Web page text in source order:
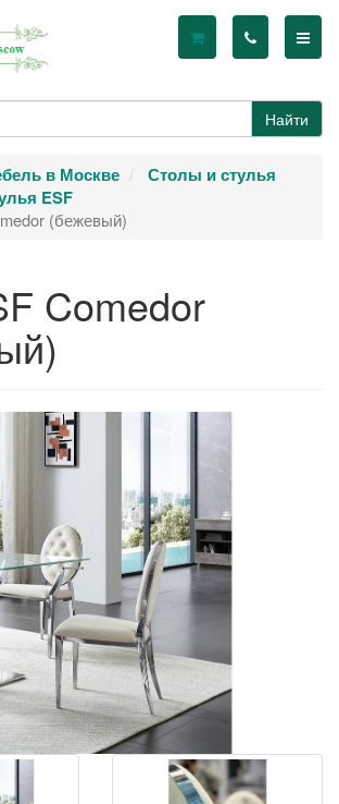
Найти
в Москве
Столы и стулья
ESF
(бежевый)
Comedor